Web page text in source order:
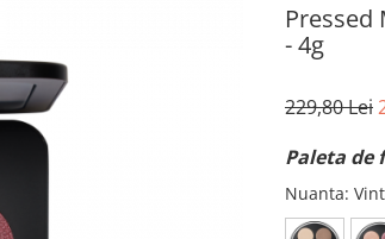
Pressed
- 4g
229,80 Lei
Paleta de
Nuanta: